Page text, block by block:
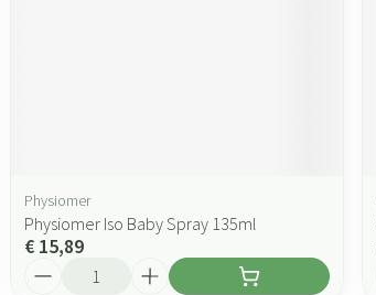
Physiomer
Physiomer Iso Baby Spray 135ml
€ 15,89